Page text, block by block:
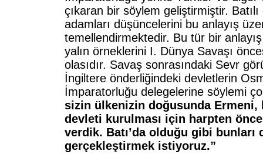
çıkaran bir söylem geliştirmiştir.
adamları düşüncelerini bu anlayış
temellendirmektedir. Bu tür bir anlayış
yalın örneklerini I. Dünya Savaşı
olasıdır. Savaş sonrasındaki Sevr
İngiltere önderliğindeki devletlerin
İmparatorluğu delegelerine söylemi
sizin ülkenizin doğusunda Ermeni,
devleti kurulması için harpten
verdik. Batı’da olduğu gibi bunları
gerçekleştirmek istiyoruz.”